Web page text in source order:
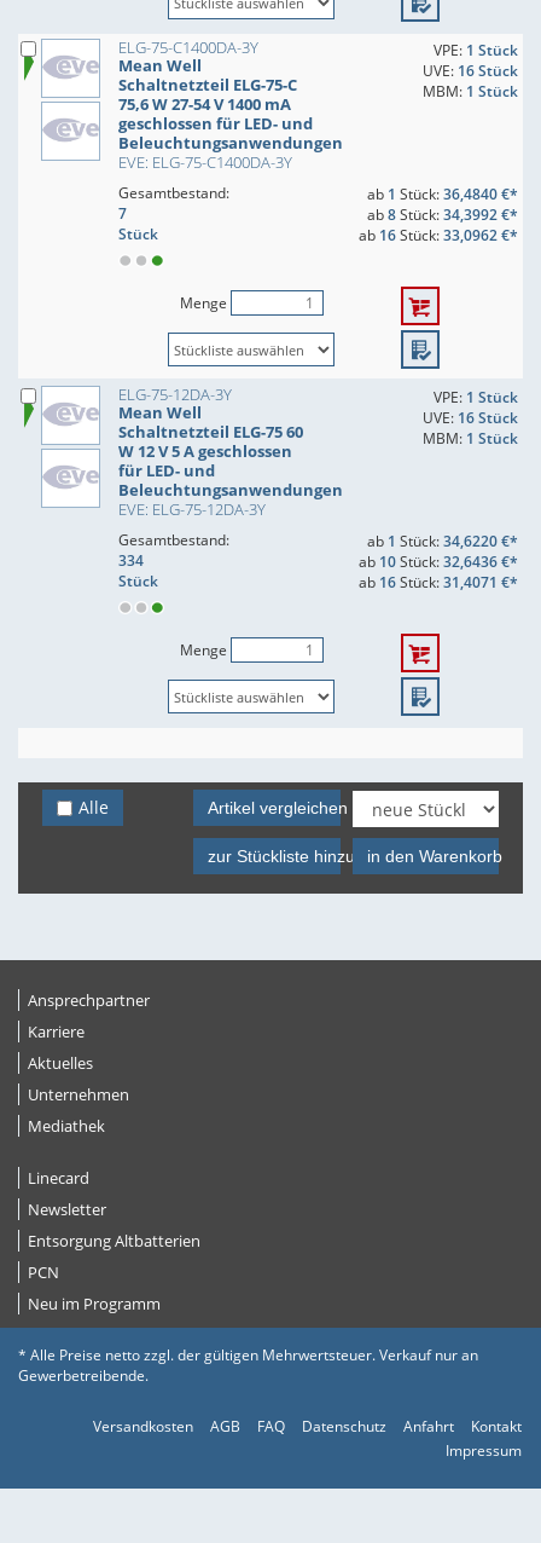
ELG-75-C1400DA-3Y
Mean Well
Schaltnetzteil ELG-75-C
75,6 W 27-54 V 1400 mA
geschlossen für LED- und
Beleuchtungsanwendungen
EVE: ELG-75-C1400DA-3Y
VPE: 1 Stück
UVE: 16 Stück
MBM: 1 Stück
Gesamtbestand:
7
Stück
ab 1 Stück:36,4840 €*
ab8Stück:34,3992 €*
ab 16Stück:33,0962 €*
Menge
ELG-75-12DA-3Y
Mean Well
Schaltnetzteil ELG-75 60
W 12 V 5 A geschlossen
für LED- und
Beleuchtungsanwendungen
EVE: ELG-75-12DA-3Y
VPE: 1 Stück
UVE: 16 Stück
MBM: 1 Stück
Gesamtbestand:
334
Stück
ab 1 Stück:34,6220 €*
ab 10Stück:32,6436 €*
ab 16Stück:31,4071 €*
Menge
Alle Artikel vergleichen
zur Stückliste hinzufügenin den Warenkorb
Ansprechpartner
Karriere
Aktuelles
Unternehmen
Mediathek
Linecard
Newsletter
Entsorgung Altbatterien
PCN
Neu im Programm
* Alle Preise netto zzgl. der gültigen Mehrwertsteuer. Verkauf nur an
Gewerbetreibende.
Versandkosten AGB FAQ Datenschutz Anfahrt
Kontakt
Impressum